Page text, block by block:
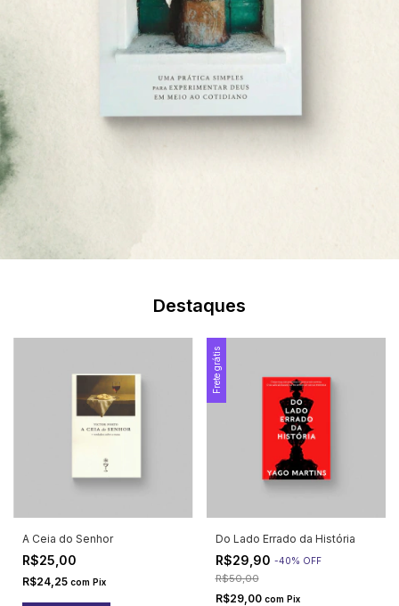
Destaques
A Ceia do Senhor
R$25,00
R$24,25 com Pix
Frete grátis
Do Lado Errado da História
R$29,90 -40% OFF
R$50,00
R$29,00 com Pix